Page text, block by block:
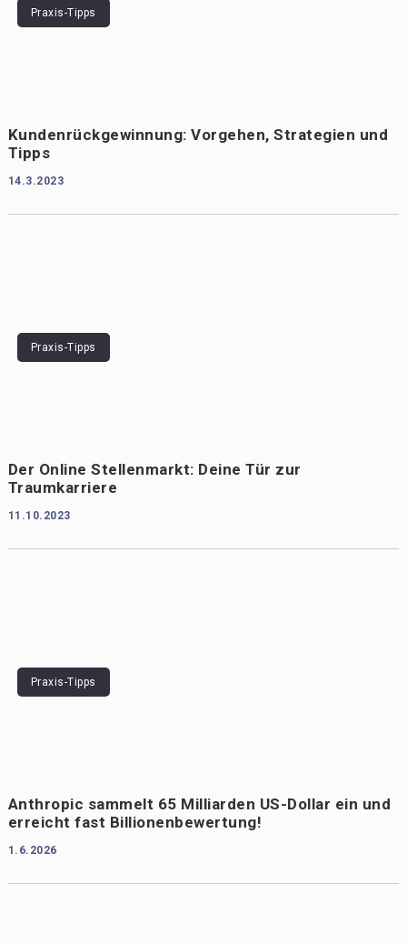
Praxis-Tipps
Kundenrückgewinnung: Vorgehen, Strategien und
Tipps
14.3.2023
Praxis-Tipps
Der Online Stellenmarkt: Deine Tür zur
Traumkarriere
11.10.2023
Praxis-Tipps
Anthropic sammelt 65 Milliarden US-Dollar ein und
erreicht fast Billionenbewertung!
1.6.2026